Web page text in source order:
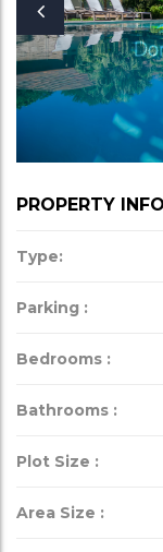
PROPERTY
Type:
Parking :
Bedrooms :
Bathrooms :
Plot Size :
Area Size :